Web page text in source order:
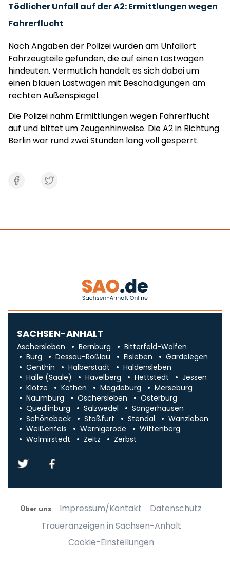
Tödlicher Unfall auf der A2: Ermittlungen wegen
Fahrerflucht
Nach Angaben der Polizei wurden am Unfallort
Fahrzeugteile gefunden, die auf einen Lastwagen
hindeuten. Vermutlich handelt es sich dabei um
einen blauen Lastwagen mit Beschädigungen am
rechten Außenspiegel.
Die Polizei nahm Ermittlungen wegen Fahrerflucht
auf und bittet um Zeugenhinweise. Die A2 in Richtung
Berlin war rund zwei Stunden lang voll gesperrt.
SACHSEN-ANHALT
Aschersleben Bernburg
Bitterfeld-Wolfen
Burg
Dessau-Roßlau Eisleben
Gardelegen
Genthin
Halberstadt
Haldensleben
Halle (Saale)
Havelberg Hettstedt
Jessen
Klötze
Köthen Magdeburg
Merseburg
Naumburg
Oschersleben
Osterburg
Quedlinburg
Salzwedel
Sangerhausen
Schönebeck
Staßfurt Stendal
Wanzleben
Weißenfels
Wernigerode
Wittenberg
Wolmirstedt
Zeitz Zerbst
Über uns Impressum/Kontakt
Datenschutz
Traueranzeigen in Sachsen-Anhalt
Cookie-Einstellungen